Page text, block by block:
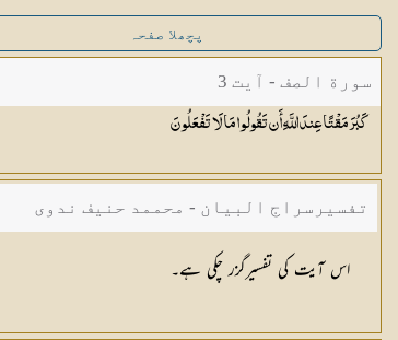
پچھلا صفحہ
سورة الصف - آیت 3
كَبُرَ مَقْتًا عِندَ اللَّهِ أَن تَقُولُوا مَا لَاتَفْعَلُونَ
تفسیرسراج البیان - محممد حنیف ندوی
اس آیت کی تفسیرگزر چکی ہے۔